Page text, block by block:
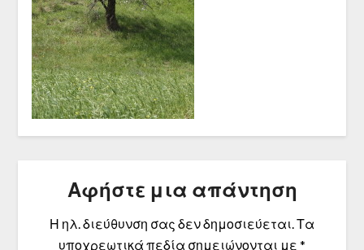
Αφήστε μια απάντηση
Η ηλ. διεύθυνση σας δεν δημοσιεύεται.Τα
υποχρεωτικά πεδία σημειώνονται με *